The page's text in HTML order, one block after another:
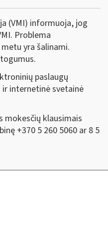
(VMI) informuoja, jog
Problema
yra šalinami.
paslaugų
ir internetinė svetainė
mokesčių klausimais
+370 5 260 5060 ar 8 5